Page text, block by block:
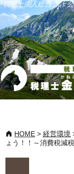
税理士法人総合会計
HOME >経営環境
ょう！！～消費税減